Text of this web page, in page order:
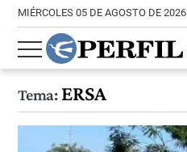
MIÉRCOLES 05 DE AGOSTO DE 2026
Tema:ERSA